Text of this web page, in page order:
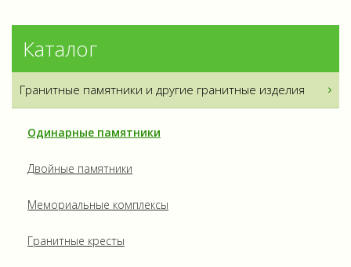
Каталог
Гранитные памятники и другие гранитные изделия
Одинарные памятники
Двойные памятники
Мемориальные комплексы
Гранитные кресты